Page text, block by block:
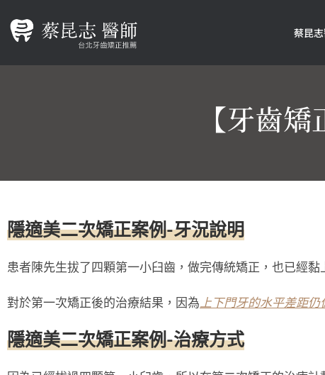
蔡昆
【牙齒
隱適美二次矯正案例-牙況說明
患者陳先生拔了四顆第一小臼齒，做完傳統矯正，也已經黏
對於第一次矯正後的治療結果，因為上下門牙的水平差距仍
隱適美二次矯正案例-治療方式